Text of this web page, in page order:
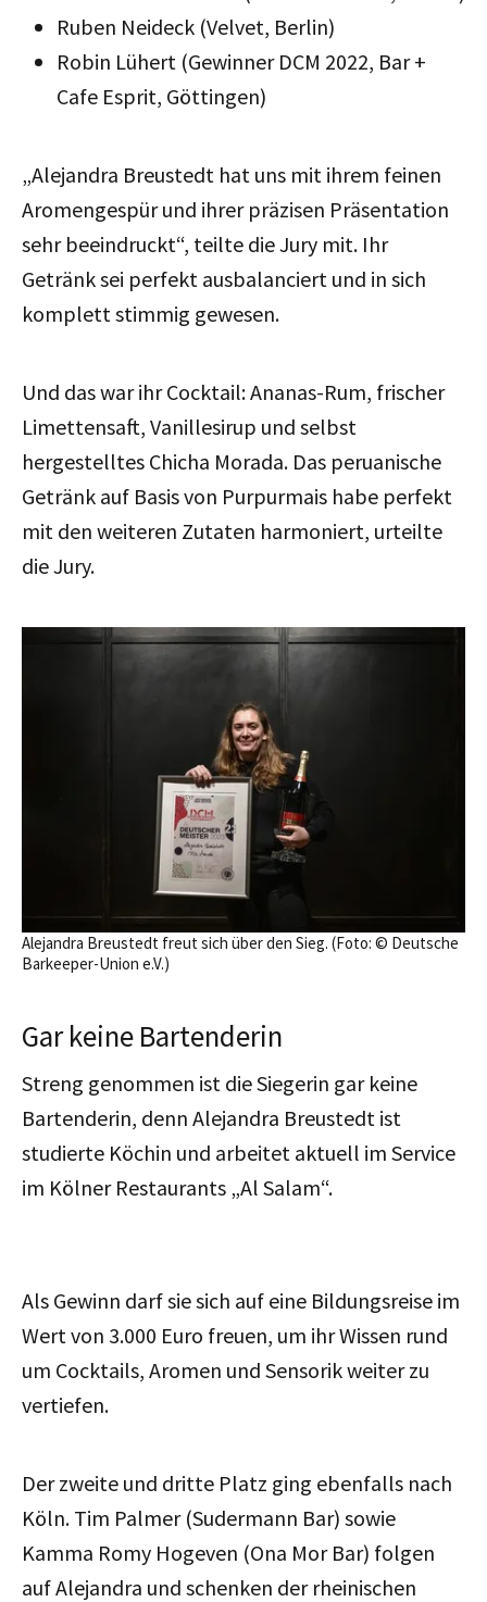
Ruben Neideck (Velvet, Berlin)
Robin Lühert (Gewinner DCM 2022, Bar +
Cafe Esprit, Göttingen)
„Alejandra Breustedt hat uns mit ihrem feinen
Aromengespür und ihrer präzisen Präsentation
sehr beeindruckt“, teilte die Jury mit. Ihr
Getränk sei perfekt ausbalanciert und in sich
komplett stimmig gewesen.
Und das war ihr Cocktail: Ananas-Rum, frischer
Limettensaft, Vanillesirup und selbst
hergestelltes Chicha Morada. Das peruanische
Getränk auf Basis von Purpurmais habe perfekt
mit den weiteren Zutaten harmoniert, urteilte
die Jury.
Alejandra Breustedt freut sich über den Sieg. (Foto: © Deutsche
Barkeeper-Union e.V.)
Gar keine Bartenderin
Streng genommen ist die Siegerin gar keine
Bartenderin, denn Alejandra Breustedt ist
studierte Köchin und arbeitet aktuell im Service
im Kölner Restaurants „Al Salam“.
Als Gewinn darf sie sich auf eine Bildungsreise im
Wert von 3.000 Euro freuen, um ihr Wissen rund
um Cocktails, Aromen und Sensorik weiter zu
vertiefen.
Der zweite und dritte Platz ging ebenfalls nach
Köln. Tim Palmer (Sudermann Bar) sowie
Kamma Romy Hogeven (Ona Mor Bar) folgen
auf Alejandra und schenken der rheinischen